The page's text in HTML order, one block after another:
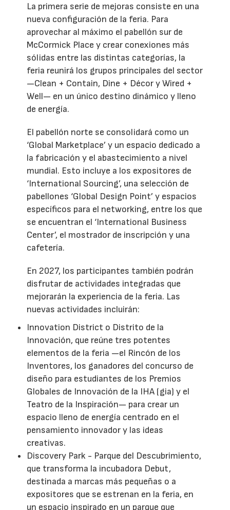
La primera serie de mejoras consiste en una
nueva configuración de la feria. Para
aprovechar al máximo el pabellón sur de
McCormick Place y crear conexiones más
sólidas entre las distintas categorías, la
feria reunirá los grupos principales del sector
—Clean + Contain, Dine + Décor y Wired +
Well— en un único destino dinámico y lleno
de energía.
El pabellón norte se consolidará como un
‘Global Marketplace’ y un espacio dedicado a
la fabricación y el abastecimiento a nivel
mundial. Esto incluye a los expositores de
‘International Sourcing’, una selección de
pabellones ‘Global Design Point’ y espacios
específicos para el networking, entre los que
se encuentran el ‘International Business
Center’, el mostrador de inscripción y una
cafetería.
En 2027, los participantes también podrán
disfrutar de actividades integradas que
mejorarán la experiencia de la feria. Las
nuevas actividades incluirán:
Innovation District o Distrito de la
Innovación, que reúne tres potentes
elementos de la feria —el Rincón de los
Inventores, los ganadores del concurso de
diseño para estudiantes de los Premios
Globales de Innovación de la IHA (gia) y el
Teatro de la Inspiración— para crear un
espacio lleno de energía centrado en el
pensamiento innovador y las ideas
creativas.
Discovery Park - Parque del Descubrimiento,
que transforma la incubadora Debut,
destinada a marcas más pequeñas o a
expositores que se estrenan en la feria, en
un espacio inspirado en un parque que